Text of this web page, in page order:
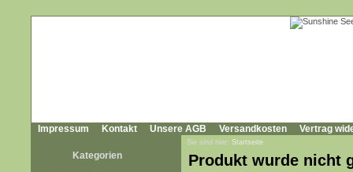
Impressum Kontakt Unsere AGB Versandkosten Vertrag
Kategorien
Sie sind hier: Startseite
Produkt wurde nicht